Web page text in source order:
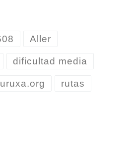
Aller
dificultad media
rutas